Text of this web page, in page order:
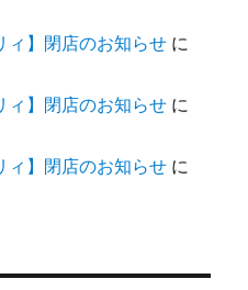
ィ】閉店のお知らせ に
ィ】閉店のお知らせ に
ィ】閉店のお知らせ に